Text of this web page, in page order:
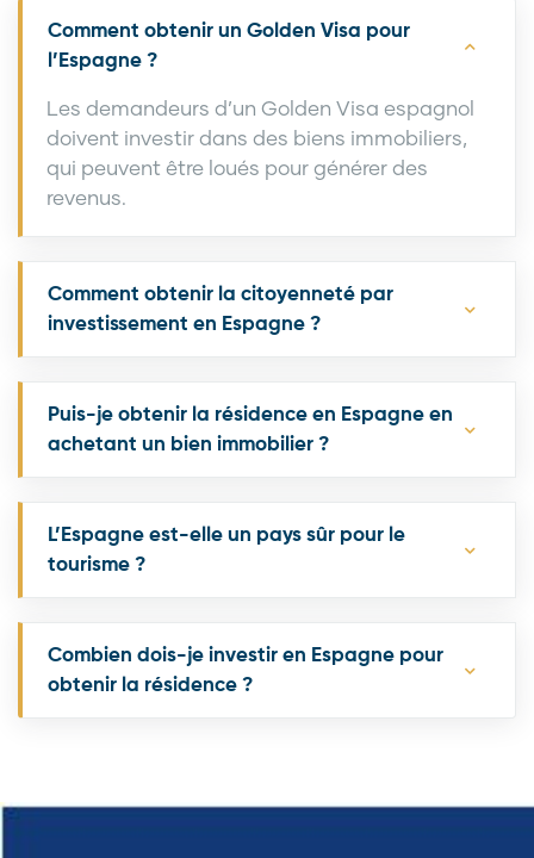
Comment obtenir un Golden Visa pour
l’Espagne ?
Les demandeurs d’un Golden Visa espagnol
doivent investir dans des biens immobiliers,
qui peuvent être loués pour générer des
revenus.
Comment obtenir la citoyenneté par
investissement en Espagne ?
Puis-je obtenir la résidence en Espagne en
achetant un bien immobilier ?
L’Espagne est-elle un pays sûr pour le
tourisme ?
Combien dois-je investir en Espagne pour
obtenir la résidence ?